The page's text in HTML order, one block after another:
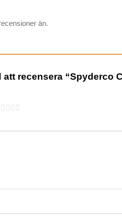
än.
att recensera “Spyderco